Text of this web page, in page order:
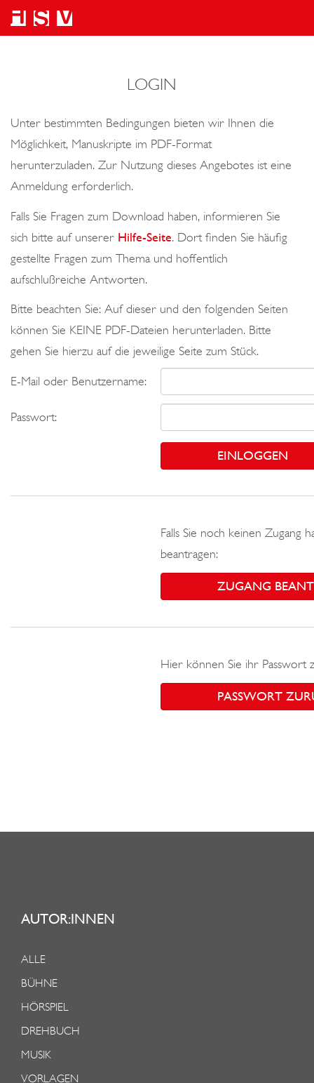
LOGIN
Unter bestimmten Bedingungen bieten wir Ihnen die
Möglichkeit, Manuskripte im PDF-Format
herunterzuladen. Zur Nutzung dieses Angebotes ist eine
Anmeldung erforderlich.
Falls Sie Fragen zum Download haben, informieren Sie
sich bitte auf unserer Hilfe-Seite. Dort finden Sie häufig
gestellte Fragen zum Thema und hoffentlich
aufschlußreiche Antworten.
Bitte beachten Sie: Auf dieser und den folgenden Seiten
können Sie KEINE PDF-Dateien herunterladen. Bitte
gehen Sie hierzu auf die jeweilige Seite zum Stück.
E-Mail oder Benutzername:
Passwort:
Falls Sie noch keinen Zugang
beantragen:
ZUGANG
Hier können Sie ihr Passwort
PASSWORT
AUTOR:INNEN
ALLE
BÜHNE
HÖRSPIEL
DREHBUCH
MUSIK
VORLAGEN